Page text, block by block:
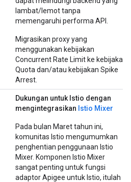
lambat/lemot tanpa
memengaruhi performa API.
Migrasikan proxy yang
menggunakan kebijakan
Concurrent Rate Limit ke kebijakan
Quota dan/atau kebijakan Spike
Arrest.
Dukungan untuk Istio dengan
mengintegrasikan Istio Mixer
Pada bulan Maret tahun ini,
komunitas Istio mengumumkan
penghentian penggunaan Istio
Mixer. Komponen Istio Mixer
sangat penting untuk fungsi
adaptor Apigee untuk Istio, itulah